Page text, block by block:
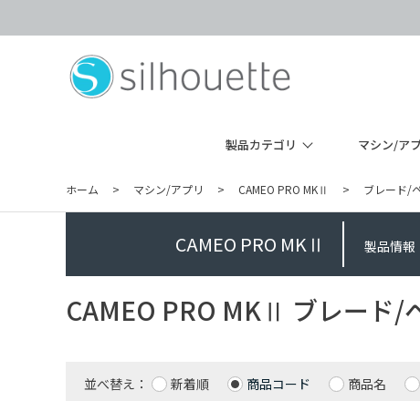
製品カテゴリ マシン/ア
ホーム > マシン/アプリ > CAMEO PRO MKⅡ > ブレード/
CAMEO PRO MKⅡ 製品情報
CAMEO PRO MKⅡ ブレード/
並べ替え： 新着順 商品コード 商品名